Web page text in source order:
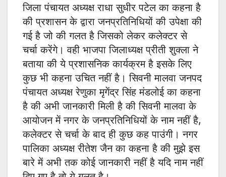
जिला पंचायत अध्यक्ष राधा सुधीर पटेल का कहना है
की प्रशासन के द्वारा जनप्रतिनिधियों की उपेक्षा की
गई है जो की गलत है जिसको लेकर कलेक्टर से
चर्चा करेंगे। वही भाजपा जिलाध्यक्ष प्रीती शुक्ला ने
बताया की ये प्रशासनिक कार्यक्रम है इसके लिए
कुछ भी कहना उचित नहीं है। सिवनी मालवा जनपद
पंचायत अध्यक्ष रेणुका मृगेंद्र सिंह मंडलोई का कहना
है की अभी जानकारी मिली है की सिवनी मालवा के
आयोजन में नगर के जनप्रतिनिधियों के नाम नहीं है,
कलेक्टर से चर्चा के बाद ही कुछ कह पाउंगी। नगर
पालिका अध्यक्ष रीतेश जैन का कहना है की मुझे इस
बारे में अभी तक कोई जानकारी नहीं है यदि नाम नहीं